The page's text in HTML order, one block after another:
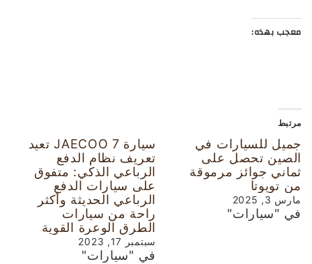
معجب بهذه:
مرتبط
جميل للسيارات في
الصين تحصل على
ثماني جوائز مرموقة
من تويوتا
مارس 3, 2025
في "سيارات"
سيارة JAECOO 7 تعيد
تعريف نظام الدفع
الرباعي الذكي: متفوق
على سيارات الدفع
الرباعي الحديثة وأكثر
راحة من سيارات
الطرق الوعرة القوية
سبتمبر 17, 2023
في "سيارات"